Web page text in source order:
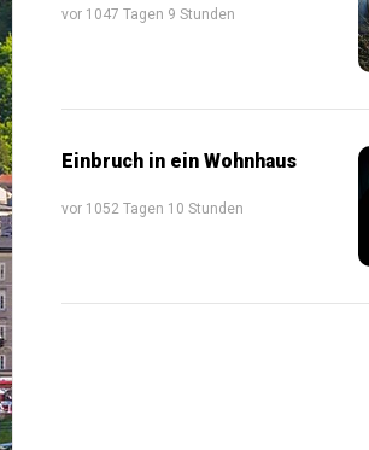
vor 1047 Tagen 9 Stunden
Einbruch in ein Wohnhaus
vor 1052 Tagen 10 Stunden